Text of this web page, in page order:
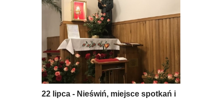
22 lipca - Nieświń, miejsce spotkań i